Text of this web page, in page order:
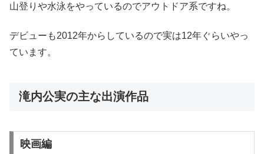
山登りや水泳をやっているのでアウトドア系ですね。
デビューも2012年からしているので実は12年ぐらいやっ
ています。
滝内公実の主な出演作品
映画編